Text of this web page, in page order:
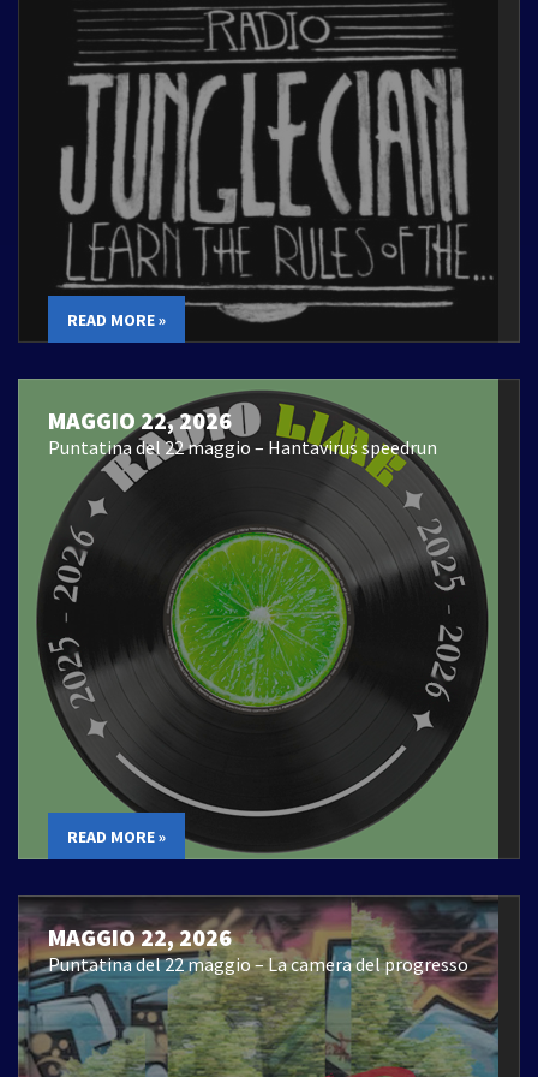
READ MORE »
MAGGIO 22, 2026
Puntatina del 22 maggio – Hantavirus speedrun
READ MORE »
MAGGIO 22, 2026
Puntatina del 22 maggio – La camera del progresso